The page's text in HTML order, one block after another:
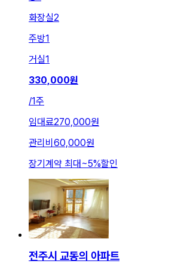
화장실2
주방1
거실1
330,000원
/1주
임대료270,000원
관리비 60,000원
장기계약 최대~5%할인
전주시 교동의 아파트